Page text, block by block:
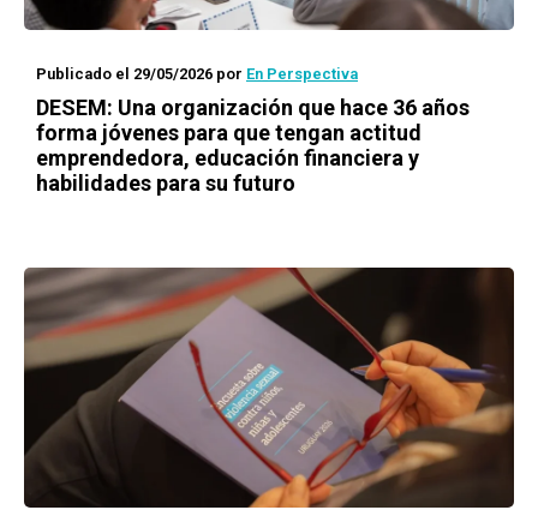
Publicado el 29/05/2026 por En Perspectiva
DESEM: Una organización que hace 36 años
forma jóvenes para que tengan actitud
emprendedora, educación financiera y
habilidades para su futuro